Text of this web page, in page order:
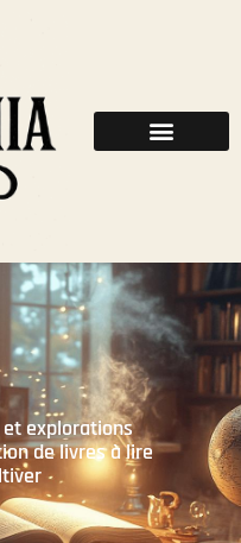
explorations
de livres à lire